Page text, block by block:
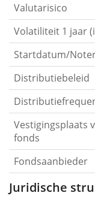
Valutarisico
Volatiliteit 1 jaar
Startdatum/
Distributiebeleid
Vestigingsplaats
fonds
Fondsaanbieder
Juridische